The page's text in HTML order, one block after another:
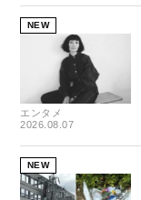
NEW
エンタメ
2026.08.07
NEW